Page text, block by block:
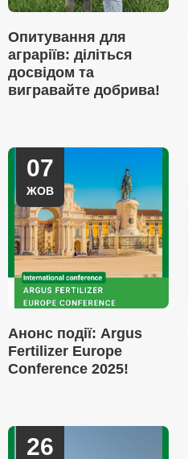
Опитування для
аграріїв: діліться
досвідом та
вигравайте добрива!
07
ЖОВ
Анонс події: Argus
Fertilizer Europe
Conference 2025!
26